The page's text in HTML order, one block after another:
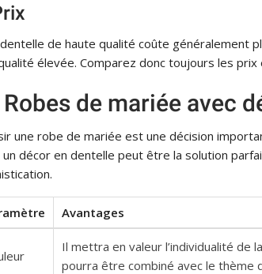
de haute qualité coûte généralement
élevée. Comparez donc toujours les
de mariée avec
une robe de mariée est une décision
un décor en dentelle peut être la solution
Avantages
Il mettra en valeur l’individualité de
pourra être combiné avec le thème